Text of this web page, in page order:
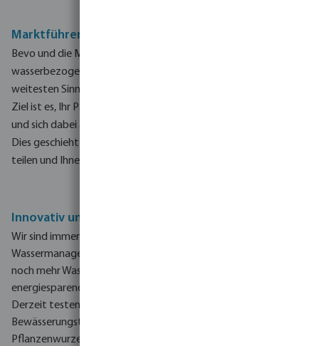
Marktführer in der Wassertechnologie
Bevo und die MegaGroup wollen dazu beitragen,
wasserbezogene Herausforderungen zu lösen, mit denen wir im
weitesten Sinne des Wortes weltweit konfrontiert sind.
Ziel ist es, Ihr Partner Nr.
und sich dabei auf innovative Entwicklungen zu konzentrieren.
Dies geschieht in unserem Service Center, indem wir Wissen
teilen und Ihnen genau zuhören
Innovativ und umweltfreundlich
Wir sind immer auf der Suche nach Verbesserungen, um Ihr
Wassermanagement noch effizienter zu gestalten, damit Sie
noch mehr Wasser sparen können. So können Sie immer häufiger
energiesparende und kostensenkende Technik einsetzen.
Derzeit testen wir Root Sense, ein intelligentes
Bewässerungstool, zur Messung der Saugkraft von
Pflanzenwurzeln. Das Ziel hierbei ist eine entsprechend